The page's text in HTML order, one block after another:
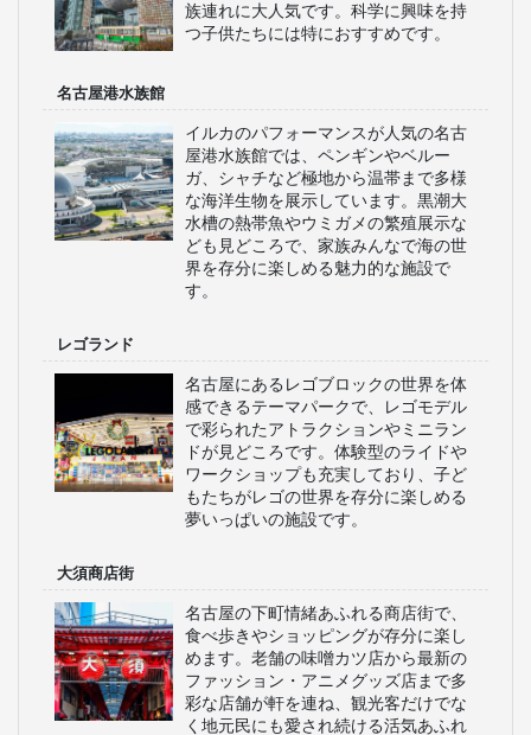
族連れに大人気です。科学に興味を持
つ子供たちには特におすすめです。
名古屋港水族館
イルカのパフォーマンスが人気の名古
屋港水族館では、ペンギンやベルー
ガ、シャチなど極地から温帯まで多様
な海洋生物を展示しています。黒潮大
水槽の熱帯魚やウミガメの繁殖展示な
ども見どころで、家族みんなで海の世
界を存分に楽しめる魅力的な施設で
す。
レゴランド
名古屋にあるレゴブロックの世界を体
感できるテーマパークで、レゴモデル
で彩られたアトラクションやミニラン
ドが見どころです。体験型のライドや
ワークショップも充実しており、子ど
もたちがレゴの世界を存分に楽しめる
夢いっぱいの施設です。
大須商店街
名古屋の下町情緒あふれる商店街で、
食べ歩きやショッピングが存分に楽し
めます。老舗の味噌カツ店から最新の
ファッション・アニメグッズ店まで多
彩な店舗が軒を連ね、観光客だけでな
く地元民にも愛され続ける活気あふれ